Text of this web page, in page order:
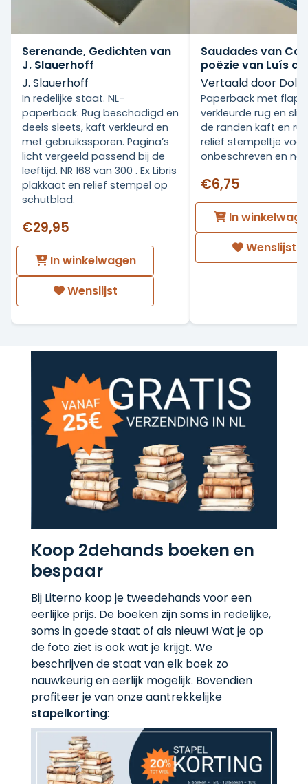
Serenande, Gedichten van
J. Slauerhoff
J. Slauerhoff
In redelijke staat. NL-
paperback. Rug beschadigd en
deels sleets, kaft verkleurd en
met gebruikssporen. Pagina’s
licht vergeeld passend bij de
leeftijd. NR 168 van 300 . Ex Libris
plakkaat en relief stempel op
schutblad.
€29,95
In winkelwagen
Wenslijst
Saudades van
poëzie van Luís
Vertaald door Dolf
Paperback met
verkleurde rug en
de randen kaft en
reliëf stempeltje
onbeschreven en
€6,75
In
Wenslijst
Koop 2dehands boeken en
bespaar
Bij Literno koop je tweedehands voor een
eerlijke prijs. De boeken zijn soms in redelijke,
soms in goede staat of als nieuw! Wat je op
de foto ziet is ook wat je krijgt. We
beschrijven de staat van elk boek zo
nauwkeurig en eerlijk mogelijk. Bovendien
profiteer je van onze aantrekkelijke
stapelkorting: